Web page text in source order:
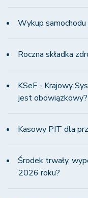
Wykup
Roczna składka
KSeF - Krajowy
jest obowiązkowy?
Kasowy PIT dla
Środek trwały,
2026 roku?